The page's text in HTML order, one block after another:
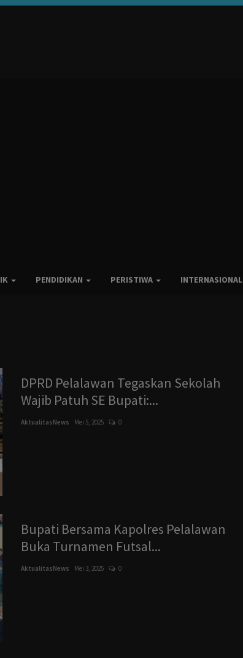
PENDIDIKAN PERISTIWA INTERNASIONAL
DPRD Pelalawan Tegaskan Sekolah
Wajib Patuh SE Bupati:...
AktualitasNews Mei 5, 2025 0
Bupati Bersama Kapolres Pelalawan
Buka Turnamen Futsal...
AktualitasNews Mei 3, 2025 0